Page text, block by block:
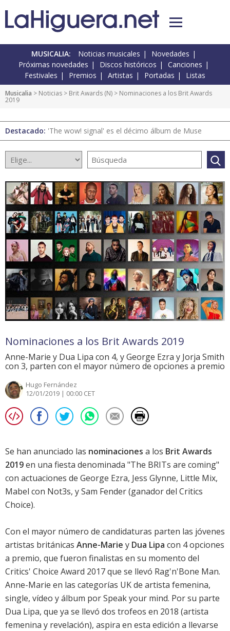
MUSICALIA: Noticias musicales
Novedades
Próximas novedades
Discos históricos
Canciones
Festivales
Premios Artistas Portadas Listas
Musicalia > Noticias > Brit Awards (N) > Nominaciones a los Brit Awards
2019
Destacado: 'The wow! signal' es el décimo álbum de Muse
Nominaciones a los Brit Awards 2019
Anne-Marie y Dua Lipa con 4, y George Ezra y Jorja Smith
con 3, parten con el mayor número de opciones a premio
Hugo Fernández
12/01/2019 | 00:00 CET
Se han anunciado las nominaciones a los Brit Awards
2019en una fiesta denominada "The BRITs are coming"
con actuaciones de George Ezra, Jess Glynne, Little Mix,
Mabel con Not3s, y Sam Fender (ganador del Critics
Choice).
Con el mayor número de candidaturas parten las jóvenes
artistas británicas Anne-Marie y Dua Lipa con 4 opciones
a premio, que fueron finalistas en su momento del
Critics' Choice Award 2017 que se llevó Rag'n'Bone Man.
Anne-Marie en las categorías UK de artista femenina,
single, vídeo y álbum porSpeak your mind. Por su parte
Dua Lipa, que ya se llevó dos trofeos en 2018 (artista
femenina y revelación), aspira en esta edición a llevarse